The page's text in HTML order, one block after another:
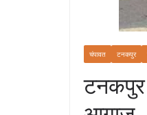
चंपावत टनकपुर
टनकपुर